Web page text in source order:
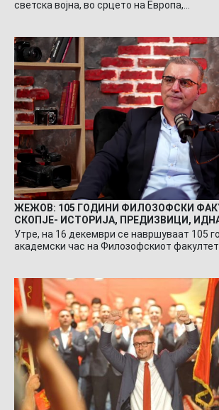
светска војна, во срцето на Европа,…
ЖЕЖОВ: 105 ГОДИНИ ФИЛОЗОФСКИ
СКОПЈЕ- ИСТОРИЈА, ПРЕДИЗВИЦИ,
Утре, на 16 декември се навршуваат 105
академски час на Филозофскиот